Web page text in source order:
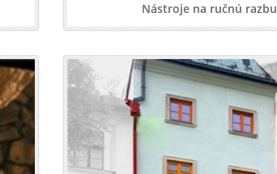
Nástroje na ručnú razbu